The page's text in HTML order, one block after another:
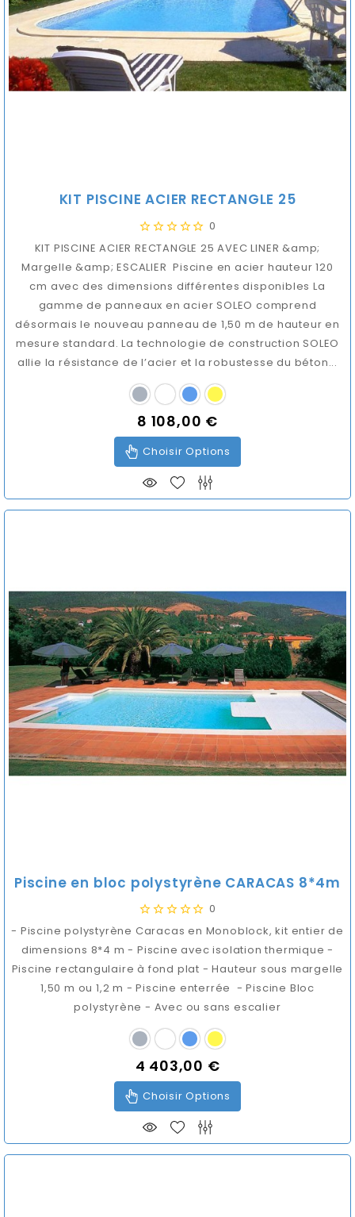
KIT PISCINE ACIER RECTANGLE 25
0
KIT PISCINE ACIER RECTANGLE 25 AVEC LINER &amp;
Margelle &amp; ESCALIER Piscine en acier hauteur 120
cm avec des dimensions différentes disponibles La
gamme de panneaux en acier SOLEO comprend
désormais le nouveau panneau de 1,50 m de hauteur en
mesure standard. La technologie de construction SOLEO
allie la résistance de l’acier et la robustesse du béton...
Prix
8 108,00 €
Choisir Options
Piscine en bloc polystyrène CARACAS 8*4m
0
- Piscine polystyrène Caracas en Monoblock, kit entier de
dimensions 8*4 m - Piscine avec isolation thermique -
Piscine rectangulaire à fond plat - Hauteur sous margelle
1,50 m ou 1,2 m - Piscine enterrée - Piscine Bloc
polystyrène - Avec ou sans escalier
Prix
4 403,00 €
Choisir Options